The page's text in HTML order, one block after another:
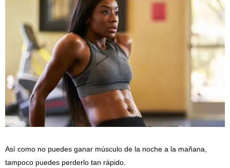
Así como no puedes ganar músculo de la noche a la mañana,
tampoco puedes perderlo tan rápido.